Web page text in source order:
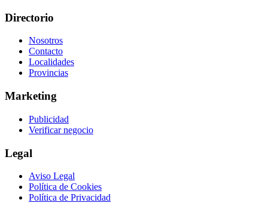
Directorio
Nosotros
Contacto
Localidades
Provincias
Marketing
Publicidad
Verificar negocio
Legal
Aviso Legal
Política de Cookies
Política de Privacidad